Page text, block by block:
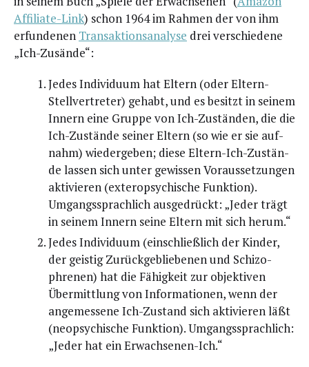
Affi­lia­te-Link) schon 1964 im Rah­men der von ihm
erfun­de­nen Trans­ak­ti­ons­ana­ly­se drei ver­schie­de­ne
„Ich-Zus­än­de“:
Jedes Indi­vi­du­um hat Eltern (oder Eltern-
Stell­ver­tre­ter) gehabt, und es besitzt in sei­nem
Innern eine Grup­pe von Ich-Zustän­den, die die
Ich-Zustän­de sei­ner Eltern (so wie er sie auf­
nahm) wie­der­ge­ben; die­se Eltern-Ich-Zustän­
de las­sen sich unter gewis­sen Vor­aus­set­zun­gen
akti­vie­ren (extero­psy­chi­sche Funk­ti­on).
Umgangs­sprach­lich aus­ge­drückt: „Jeder trägt
in sei­nem Innern sei­ne Eltern mit sich herum.“
Jedes Indi­vi­du­um (ein­schließ­lich der Kin­der,
der geis­tig Zurück­ge­blie­be­nen und Schi­zo­
phre­nen) hat die Fähig­keit zur objek­ti­ven
Über­mitt­lung von Infor­ma­tio­nen, wenn der
ange­mes­se­ne Ich-Zustand sich akti­vie­ren läßt
(neo­psy­chi­sche Funk­ti­on). Umgangs­sprach­lich:
„Jeder hat ein Erwachsenen-Ich.“